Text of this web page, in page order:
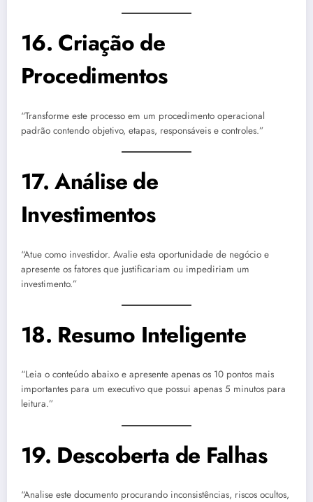
16. Criação de
Procedimentos
“Transforme este processo em um procedimento operacional
padrão contendo objetivo, etapas, responsáveis e controles.”
17. Análise de
Investimentos
“Atue como investidor. Avalie esta oportunidade de negócio e
apresente os fatores que justificariam ou impediriam um
investimento.”
18. Resumo Inteligente
“Leia o conteúdo abaixo e apresente apenas os 10 pontos mais
importantes para um executivo que possui apenas 5 minutos para
leitura.”
19. Descoberta de Falhas
“Analise este documento procurando inconsistências, riscos ocultos,